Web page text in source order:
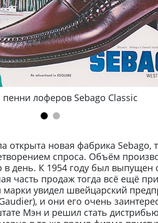
пенни лоферов Sebago Classic
открыта новая фабрика Sebago,
спроса. Объём
в день. К 1954 году был
часть продаж тогда всё ещё
увидел швейцарский
и они его очень
Мэн и решил стать